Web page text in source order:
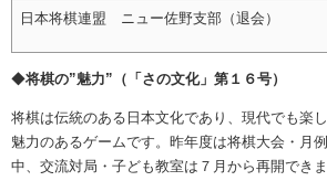
日本将棋連盟 ニュー佐野支部（退会）
◆将棋の”魅力” （「さの文化」第１６号）
将棋は伝統のある日本文化であり、現代でも楽
魅力のあるゲームです。昨年度は将棋大会・月
中、交流対局・子ども教室は７月から再開でき